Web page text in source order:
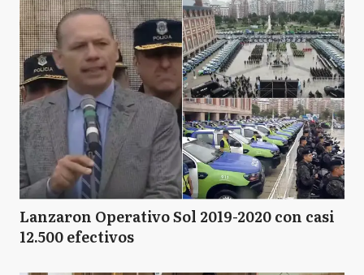
Lanzaron Operativo Sol 2019-2020 con casi
12.500 efectivos